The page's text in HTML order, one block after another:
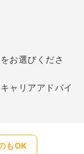
お選びくださ
ャリアアドバイ
もOK